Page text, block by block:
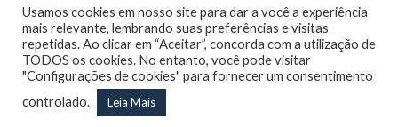
©1965 - 2026 Todos os direitos reservados. Lafepe |
Wordpress Optimized byAgência Planner
Largo de Dois Irmãos, 1117, Dois Irmãos – Recife – PE |
CNPJ: 10.877.926/0001-13
Usamos cookies em nosso site para dar a você a experiência
mais relevante, lembrando suas preferências e visitas
repetidas. Ao clicar em “Aceitar”, concorda com a utilização de
TODOS os cookies. No entanto, você pode visitar
"Configurações de cookies" para fornecer um consentimento
controlado.
Leia Mais